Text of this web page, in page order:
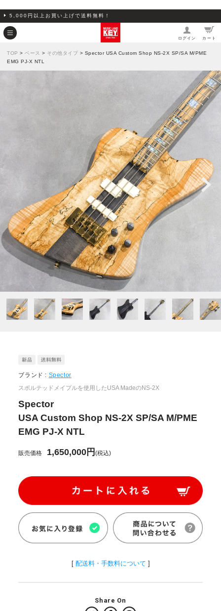
5,000円以上お買い上げで送料無料！
ログイン カート
TOP > ベース > その他タイプ > Spector USA Custom Shop NS-2X SP/SA M/PME
EMG PJ-X NTL
ブランド : Spector
スポルテッドメイプルを使用したUSA MadeのNS-2X
Spector
USA Custom Shop NS-2X SP/SA M/PME
EMG PJ-X NTL
販売価格 1,650,000円(税込)
[ 配送料・手数料について ]
Share On